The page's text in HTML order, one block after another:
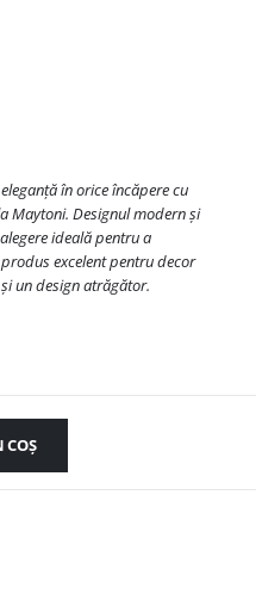
în orice încăpere cu
Maytoni. Designul modern și
ideală pentru a
excelent pentru decor
un design atrăgător.
COȘ